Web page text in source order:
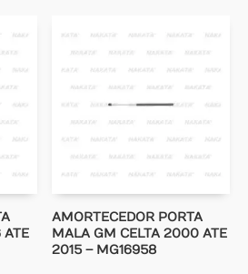
AMORTECEDOR PORTA
MALA GM CELTA 2000 ATE
2015 – MG16958